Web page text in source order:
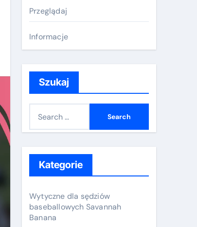
Przeglądaj
Informacje
Szukaj
h
f
o
r
Kategorie
Wytyczne dla sędziów
baseballowych Savannah
Banana